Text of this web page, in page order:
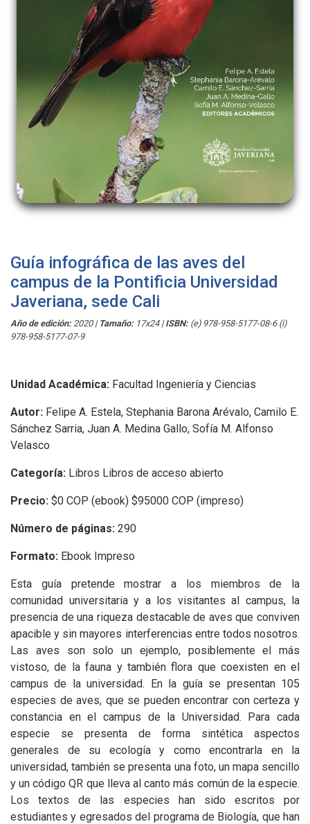
Guía infográfica de las aves del
campus de la Pontificia Universidad
Javeriana, sede Cali
Año de edición: 2020 | Tamaño: 17x24 |ISBN: (e) 978-958-5177-08-6 (i)
978-958-5177-07-9
Unidad Académica: Facultad Ingeniería y Ciencias
Autor: Felipe A. Estela, Stephania Barona Arévalo, Camilo E.
Sánchez Sarria, Juan A. Medina Gallo, Sofía M. Alfonso
Velasco
Categoría: Libros Libros de acceso abierto
Precio: $0 COP (ebook) $95000 COP (impreso)
Número de páginas: 290
Formato: Ebook Impreso
Esta guía pretende mostrar a los miembros de la
comunidad universitaria y a los visitantes al campus, la
presencia de una riqueza destacable de aves que conviven
apacible y sin mayores interferencias entre todos nosotros.
Las aves son solo un ejemplo, posiblemente el más
vistoso, de la fauna y también flora que coexisten en el
campus de la universidad. En la guía se presentan 105
especies de aves, que se pueden encontrar con certeza y
constancia en el campus de la Universidad. Para cada
especie se presenta de forma sintética aspectos
generales de su ecología y como encontrarla en la
universidad, también se presenta una foto, un mapa sencillo
y un código QR que lleva al canto más común de la especie.
Los textos de las especies han sido escritos por
estudiantes y egresados del programa de Biología, que han